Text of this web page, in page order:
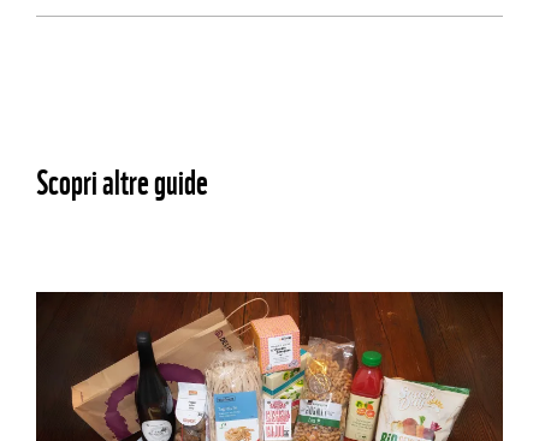
Scopri altre guide